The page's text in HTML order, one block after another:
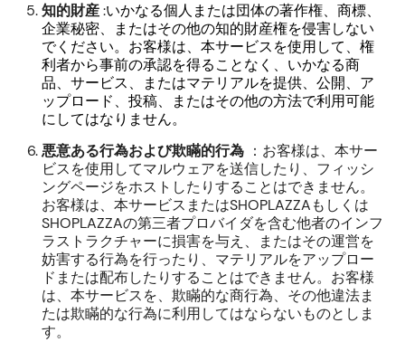
知的財産:いかなる個人または団体の著作権、商標、
企業秘密、またはその他の知的財産権を侵害しない
でください。お客様は、本サービスを使用して、権
利者から事前の承認を得ることなく、いかなる商
品、サービス、またはマテリアルを提供、公開、ア
ップロード、投稿、またはその他の方法で利用可能
にしてはなりません。
悪意ある行為および欺瞞的行為 ：お客様は、本サー
ビスを使用してマルウェアを送信したり、フィッシ
ングページをホストしたりすることはできません。
お客様は、本サービスまたはSHOPLAZZAもしくは
SHOPLAZZAの第三者プロバイダを含む他者のインフ
ラストラクチャーに損害を与え、またはその運営を
妨害する行為を行ったり、マテリアルをアップロー
ドまたは配布したりすることはできません。お客様
は、本サービスを、欺瞞的な商行為、その他違法ま
たは欺瞞的な行為に利用してはならないものとしま
す。